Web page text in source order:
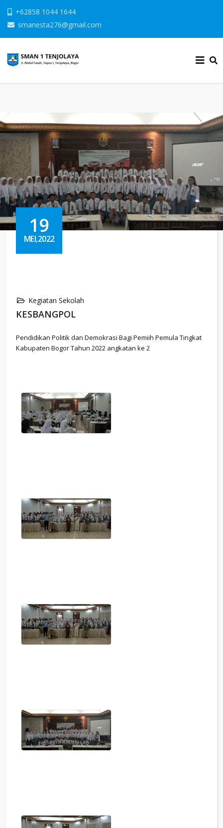
+62858 1044 1644
smanesta276@gmail.com
19
MEI,2022
Kegiatan Sekolah
KESBANGPOL
Pendidikan Politik dan Demokrasi Bagi Pemiih Pemula Tingkat
Kabupaten Bogor Tahun 2022 angkatan ke 2